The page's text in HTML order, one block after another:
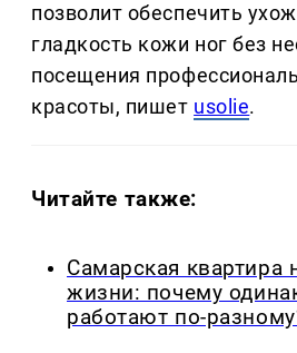
позволит обеспечить
гладкость кожи ног без
посещения
красоты, пишет usolie.
Читайте также:
Самарская квартира
жизни: почему
работают по-